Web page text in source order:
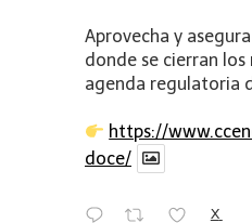
Aprovecha y
donde se cierran los
agenda regulatoria
https://
doce/
X